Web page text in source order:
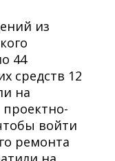
из
44
средств 12
на
войти
ремонта